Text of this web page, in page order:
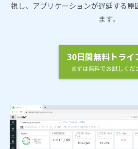
視し、アプリケーションが遅延する原
ます。
30日間無料トライ
まずは無料でお試しくだ